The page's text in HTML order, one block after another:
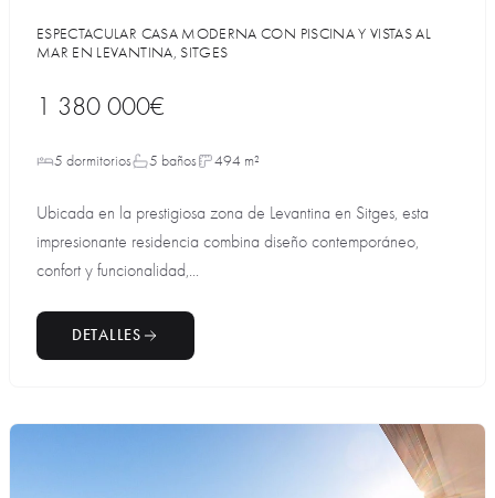
ESPECTACULAR CASA MODERNA CON PISCINA Y VISTAS AL
MAR EN LEVANTINA, SITGES
1 380 000€
5 dormitorios 5 baños 494 m²
Ubicada en la prestigiosa zona de Levantina en Sitges, esta
impresionante residencia combina diseño contemporáneo,
confort y funcionalidad,...
DETALLES